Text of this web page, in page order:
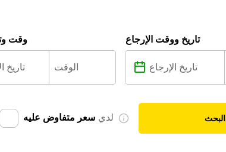
وقت تاريخ ووقت الإرجاع
لدي سعر متفاوض عليه البحث